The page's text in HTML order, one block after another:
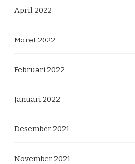
April 2022
Maret 2022
Februari 2022
Januari 2022
Desember 2021
November 2021